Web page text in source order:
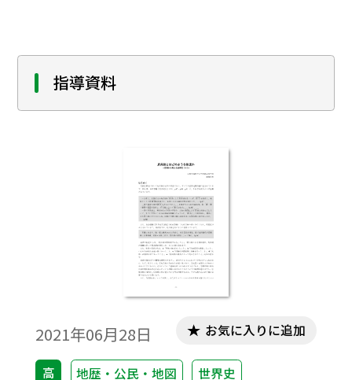
指導資料
2021年06月28日
高 地歴・公民・地図
世界史
お気に入りに追加